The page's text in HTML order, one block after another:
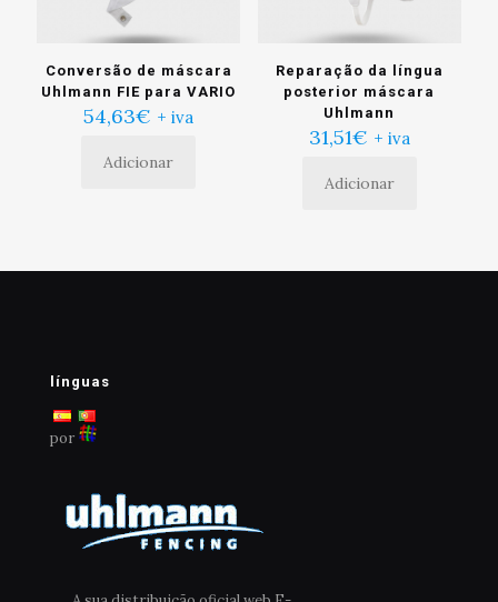
Conversão de máscara
Uhlmann FIE para VARIO
54,63€ + iva
Adicionar
Reparação da língua
posterior máscara
Uhlmann
31,51€ + iva
Adicionar
línguas
por